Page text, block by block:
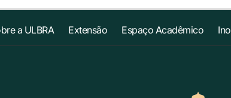
a ULBRA Extensão Espaço Acadêmico